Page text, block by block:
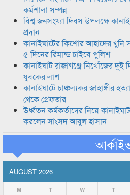
কর্মশালা সম্পন্ন
বিশ্ব জনসংখ্যা দিবস উপলক্ষে
প্রদান
কানাইঘাটের কিশোর আহাদের
৫ দিনের রিমান্ড চাইবে পুলিশ
কানাইঘাট রাজাগঞ্জে নিখোঁজের
যুবকের লাশ
কানাইঘাটে চাঞ্চল্যকর জাহাঙ্গীর
থেকে গ্রেফতার
উর্ধ্বতন কর্মকর্তাদের নিয়ে কানাইঘাট
করলেন সাংসদ আবুল হাসান
AUGUST 2026
M T W T